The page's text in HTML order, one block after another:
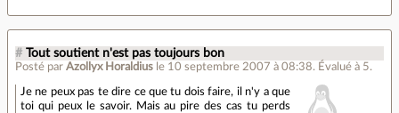
# Tout soutient n'est pas toujours bon
Posté par Azollyx Horaldius le 10 septembre 2007 à 08:38. Évalué à 5.
Je ne peux pas te dire ce que tu dois faire, il n'y a que
toi qui peux le savoir. Mais au pire des cas tu perds